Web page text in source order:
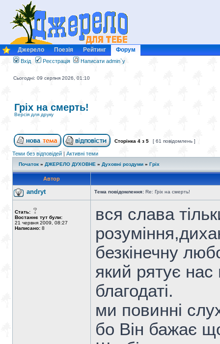
Джерело Поезія Рейтинг Форум
Вхід Реєстрація Написати admin`у
Сьогодні: 09 серпня 2026, 01:10
Гріх на смерть!
Версія для друку
Сторінка 4 з 5 [ 61 повідомлень ]
Теми без відповідей | Активні теми
Початок » ДЖЕРЕЛО ДУХОВНЕ » Духовні роздуми » Гріх
Автор
andryt Тема повідомлення: Re: Гріх на смерть!
Стать:
Востаннє тут були:
21 червня 2009, 08:27
Написано: 8
вся слава
безкінечну
який рятує нас
благодаті.
ми повинні
бо Він бажає